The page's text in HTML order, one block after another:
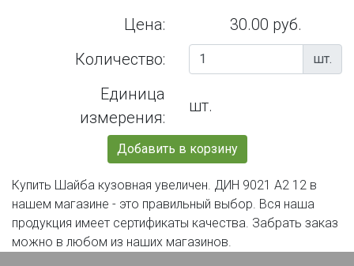
Цена:
30.00 руб.
Количество:
шт.
Единица
измерения:
шт.
Добавить в корзину
Купить Шайба кузовная увеличен. ДИН 9021 А2 12 в
нашем магазине - это правильный выбор. Вся наша
продукция имеет сертификаты качества. Забрать заказ
можно в любом из наших магазинов.